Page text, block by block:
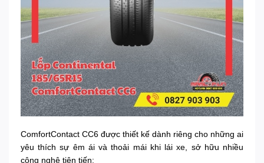
ComfortContact CC6 được thiết kế dành riêng cho những ai
yêu thích sự êm ái và thoải mái khi lái xe, sở hữu nhiều
công nghệ tiên tiến: